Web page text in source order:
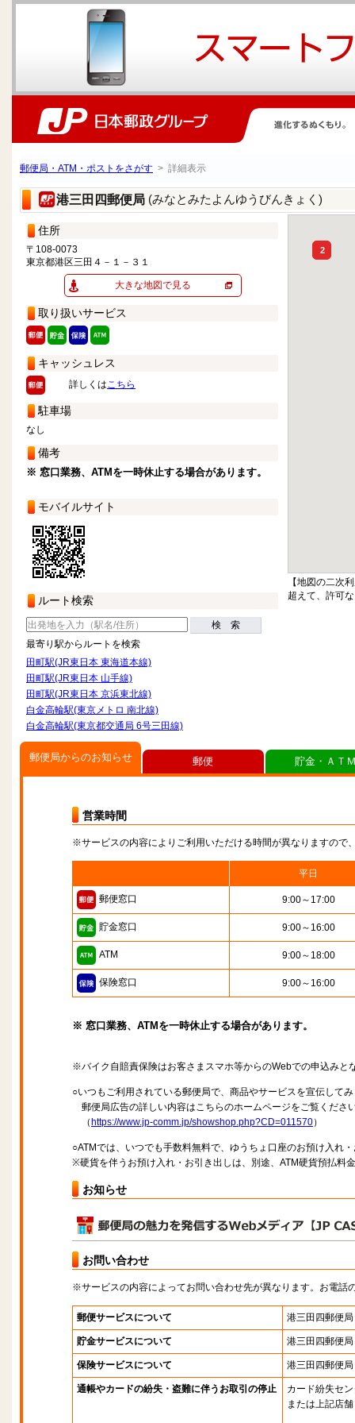
郵便局・ATM・ポストをさがす > 詳細表示
港三田四郵便局 (みなとみたよんゆうびんきょく)
住所
〒108-0073
東京都港区三田４－１－３１
大きな地図で見る
取り扱いサービス
キャッシュレス
詳しくはこちら
駐車場
なし
備考
※ 窓口業務、ATMを一時休止する場合があります。
モバイルサイト
ルート検索
検 索
最寄り駅からルートを検索
田町駅(JR東日本 東海道本線)
田町駅(JR東日本 山手線)
田町駅(JR東日本 京浜東北線)
白金高輪駅(東京メトロ 南北線)
白金高輪駅(東京都交通局 6号三田線)
2
【地図の二次
超えて、許可
郵便局からのお知らせ
営業時間
※サービスの内容によりご利用いただける時間が異なりますので
平日
郵便窓口 9:00～17:00
貯金窓口 9:00～16:00
ATM 9:00～18:00
保険窓口 9:00～16:00
※ 窓口業務、ATMを一時休止する場合があります。
※バイク自賠責保険はお客さまスマホ等からのWebでの申込みと
○いつもご利用されている郵便局で、商品やサービスを宣伝して
郵便局広告の詳しい内容はこちらのホームページをご覧くださ
（ https://www.jp-comm.jp/showshop.php?CD=011570）
○ATMでは、いつでも手数料無料で、ゆうちょ口座のお預け入れ
※硬貨を伴うお預け入れ・お引き出しは、別途、ATM硬貨預払料
お知らせ
お問い合わせ
※サービスの内容によってお問い合わせ先が異なります。お電話
郵便サービスについて 港三田四郵便局
貯金サービスについて 港三田四郵便局
保険サービスについて 港三田四郵便局
通帳やカードの紛失・盗難に伴うお取引の停止
カード紛失セ
または上記店舗
郵便 貯金・ＡＴ